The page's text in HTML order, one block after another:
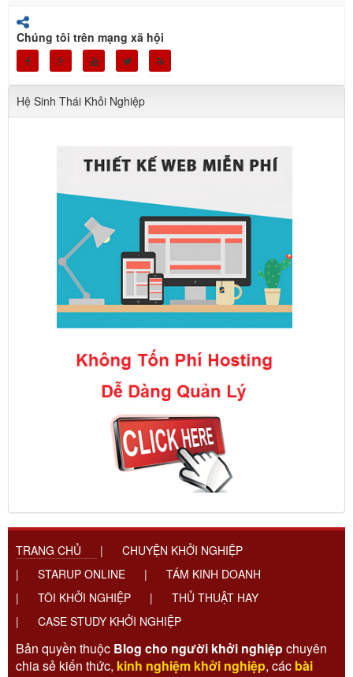
Chúng tôi trên mạng xã hội
Hệ Sinh Thái Khỏi Nghiệp
TRANG CHỦ |
CHUYỆN KHỞI NGHIỆP
|
STARUP ONLINE |
TÁM KINH DOANH
|
TÔI KHỞI NGHIỆP |
THỦ THUẬT HAY
|
CASE STUDY KHỞI NGHIỆP
Bản quyền thuộc Blog cho người khởi nghiệpchuyên
chia sẻ kiến thức, kinh nghiệm khởi nghiệp, các bài